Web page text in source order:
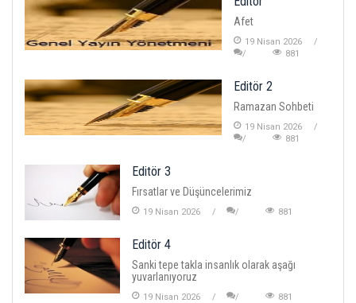
Afet
19 Nisan 2026
881
Editör 2
Ramazan Sohbeti
19 Nisan 2026
881
Editör 3
Fırsatlar ve Düşüncelerimiz
19 Nisan 2026 881
Editör 4
Sanki tepe takla insanlık olarak aşağı
yuvarlanıyoruz
19 Nisan 2026 881